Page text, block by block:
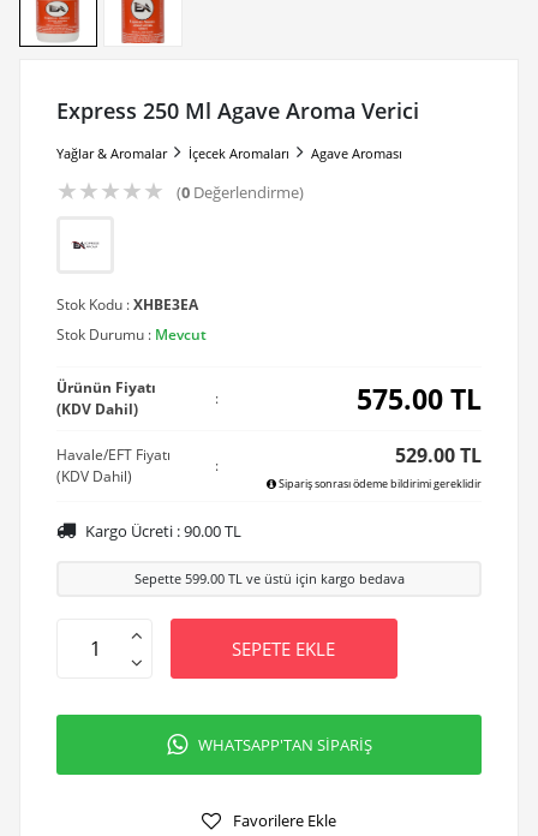
Express 250 Ml Agave Aroma Verici
Yağlar & Aromalar İçecek Aromaları Agave Aroması
★★★★★ (0Değerlendirme)
Stok Kodu :XHBE3EA
Stok Durumu : Mevcut
Ürünün Fiyatı
(KDV Dahil)
: 575.00TL
Havale/EFT Fiyatı
(KDV Dahil)
: 529.00 TL
Sipariş sonrası ödeme bildirimi gereklidir
Kargo Ücreti :90.00TL
Sepette 599.00TL ve üstü için kargo bedava
SEPETE EKLE
WHATSAPP'TAN SİPARİŞ
Favorilere Ekle